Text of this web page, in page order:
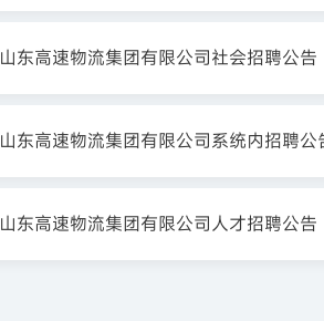
山东高速物流集团有限公司社会招聘公告
山东高速物流集团有限公司系统内招聘公
山东高速物流集团有限公司人才招聘公告